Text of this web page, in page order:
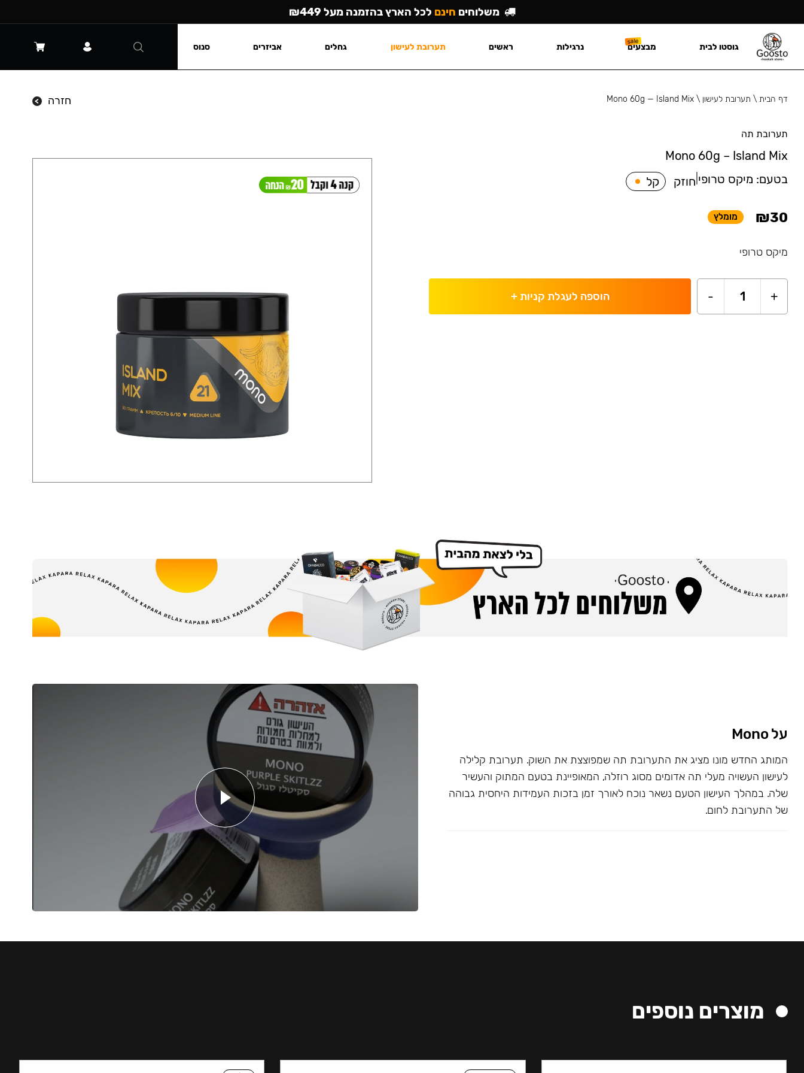
דף הבית\ תערובת לעישון \
Mono 60g — Island Mix חזרה
תערובת תה
Mono 60g – Island Mix
בטעם: מיקס טרופי חוזק קל
₪30 מומלץ
מיקס טרופי
+
1
- הוספה לעגלת קניות+
על Mono
המותג החדש מונו מציג את התערובת תה שמפוצצת את השוק. תערובת קלילה
לעישון העשויה מעלי תה אדומים מסוג רוזלה, המאופיינת בטעם המתוק והעשיר
שלה. במהלך העישון הטעם נשאר נוכח לאורך זמן בזכות העמידות היחסית גבוהה
של התערובת לחום.
מוצרים נוספים
משלוחים חינם לכל הארץ בהזמנה מעל ₪449
גוסטו לבית מבצעים נרגילות ראשים תערובת לעישון גחלים אביזרים סנוס